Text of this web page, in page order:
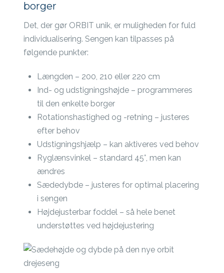
borger
Det, der gør ORBIT unik, er muligheden for fuld
individualisering. Sengen kan tilpasses på
følgende punkter:
Længden – 200, 210 eller 220 cm
Ind- og udstigningshøjde – programmeres
til den enkelte borger
Rotationshastighed og -retning – justeres
efter behov
Udstigningshjælp – kan aktiveres ved behov
Ryglænsvinkel – standard 45°, men kan
ændres
Sædedybde – justeres for optimal placering
i sengen
Højdejusterbar foddel – så hele benet
understøttes ved højdejustering